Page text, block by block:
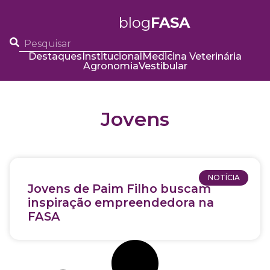
blogFASA
DestaquesInstitucionalMedicina Veterinária
AgronomiaVestibular
Jovens
NOTÍCIA
Jovens de Paim Filho buscam
inspiração empreendedora na
FASA